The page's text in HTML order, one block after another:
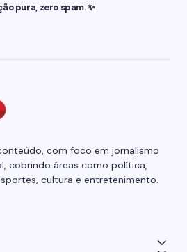
pura, zero spam. ✨
com foco em jornalismo
cobrindo áreas como política,
cultura e entretenimento.